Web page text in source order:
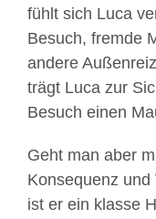
fühlt sich Luca
Besuch, fremde
andere
trägt Luca zur
Besuch einen
Geht man aber
Konsequenz
ist er ein klasse